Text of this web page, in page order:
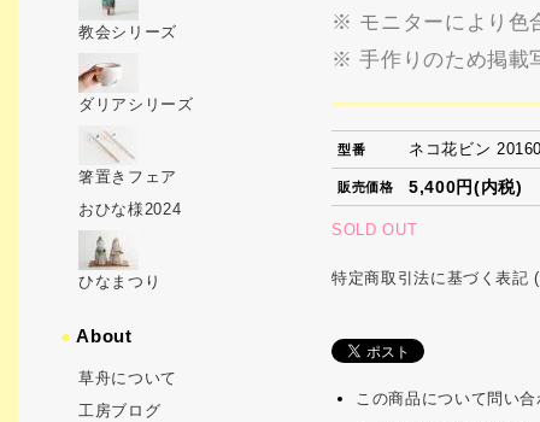
※ モニターにより色
※ 手作りのため掲載
型番 ネコ花ビン
販売価格 5,400円(内税)
SOLD OUT
特定商取引法に基づく表記
この商品について問い
教会シリーズ
ダリアシリーズ
箸置きフェア
おひな様2024
ひなまつり
●About
草舟について
工房ブログ